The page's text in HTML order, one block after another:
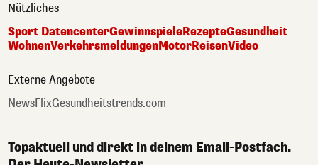
Nützliches
Sport DatencenterGewinnspieleRezepteGesundheit
WohnenVerkehrsmeldungenMotorReisenVideo
Externe Angebote
NewsFlixGesundheitstrends.com
Topaktuell und direkt in deinem Email-Postfach.